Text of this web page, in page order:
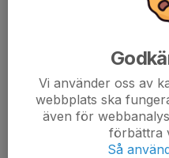
Vi använder oss av
webbplats ska
även för
förbättra
Så